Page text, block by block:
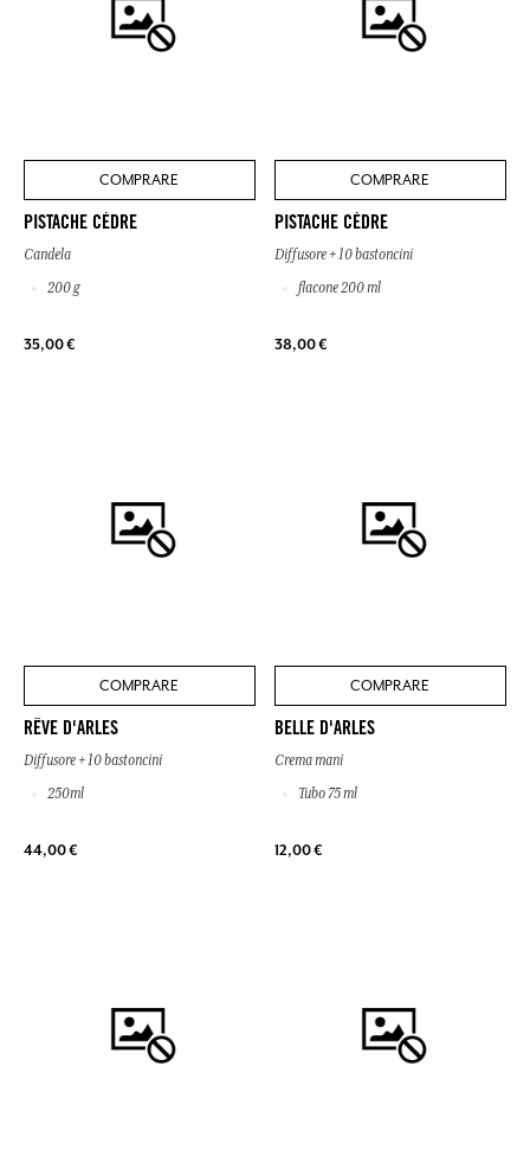
COMPRARE
PISTACHE CÈDRE
Candela
200 g
35,00 €
COMPRARE
PISTACHE CÈDRE
Diffusore + 10 bastoncini
flacone 200 ml
38,00 €
COMPRARE
RÊVE D'ARLES
Diffusore + 10 bastoncini
250ml
44,00 €
COMPRARE
BELLE D'ARLES
Crema mani
Tubo 75 ml
12,00 €